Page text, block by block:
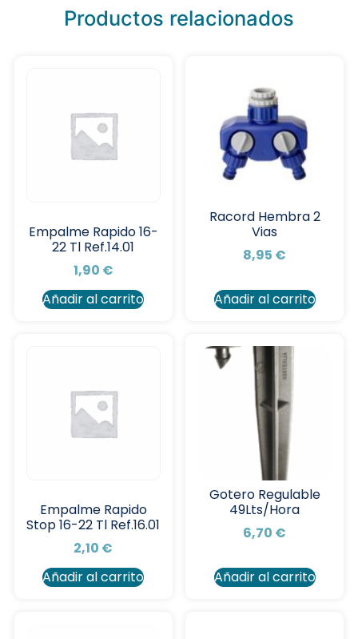
Productos relacionados
Empalme Rapido 16-
22 Tl Ref.14.01
1,90 €
Añadir al carrito
Racord Hembra 2
Vias
8,95 €
Añadir al carrito
Empalme Rapido
Stop 16-22 Tl Ref.16.01
2,10 €
Añadir al carrito
Gotero Regulable
49Lts/Hora
6,70 €
Añadir al carrito